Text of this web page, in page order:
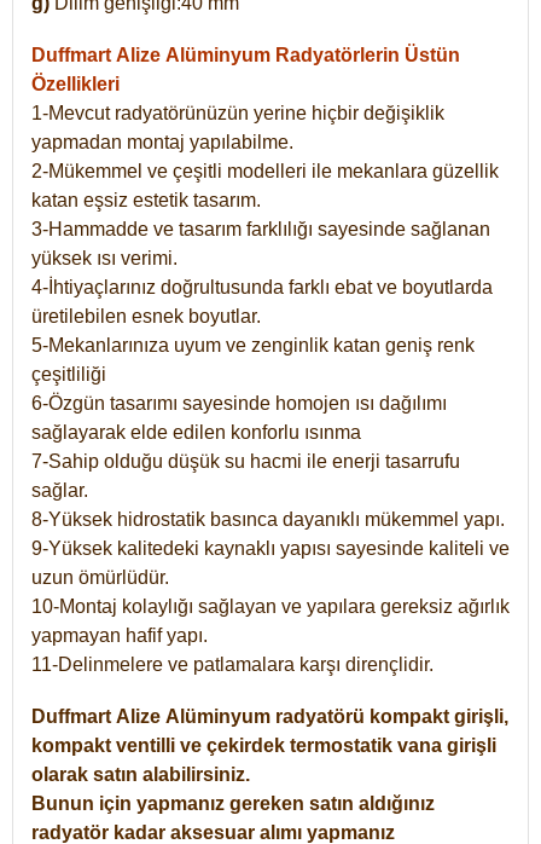
Duffmart Alize Alüminyum Radyatörlerin Üstün
Özellikleri
1-Mevcut radyatörünüzün yerine hiçbir değişiklik
yapmadan montaj yapılabilme.
2-Mükemmel ve çeşitli modelleri ile mekanlara güzellik
katan eşsiz estetik tasarım.
3-Hammadde ve tasarım farklılığı sayesinde sağlanan
yüksek ısı verimi.
4-İhtiyaçlarınız doğrultusunda farklı ebat ve boyutlarda
üretilebilen esnek boyutlar.
5-Mekanlarınıza uyum ve zenginlik katan geniş renk
çeşitliliği
6-Özgün tasarımı sayesinde homojen ısı dağılımı
sağlayarak elde edilen konforlu ısınma
7-Sahip olduğu düşük su hacmi ile enerji tasarrufu
sağlar.
8-Yüksek hidrostatik basınca dayanıklı mükemmel yapı.
9-Yüksek kalitedeki kaynaklı yapısı sayesinde kaliteli ve
uzun ömürlüdür.
10-Montaj kolaylığı sağlayan ve yapılara gereksiz ağırlık
yapmayan hafif yapı.
11-Delinmelere ve patlamalara karşı dirençlidir.
Duffmart Alize Alüminyum radyatörü kompakt girişli,
kompakt ventilli ve çekirdek termostatik vana girişli
olarak satın alabilirsiniz.
Bunun için yapmanız gereken satın aldığınız
radyatör kadar aksesuar alımı yapmanız